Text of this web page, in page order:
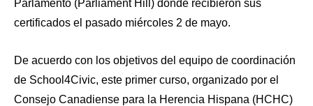
Parlamento (Parliament Hill) donde recibieron sus
certificados el pasado miércoles 2 de mayo.
De acuerdo con los objetivos del equipo de coordinación
de School4Civic, este primer curso, organizado por el
Consejo Canadiense para la Herencia Hispana (HCHC)